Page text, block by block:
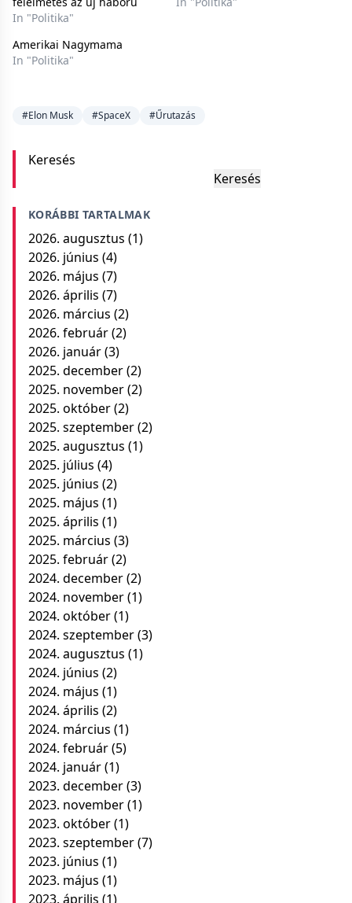
In "Politika"
Amerikai Nagymama
In "Politika"
#Elon Musk #SpaceX #Űrutazás
Keresés
Keresés
KORÁBBI TARTALMAK
2026. augusztus (1)
2026. június (4)
2026. május (7)
2026. április (7)
2026. március (2)
2026. február(2)
2026. január(3)
2025. december(2)
2025. november(2)
2025. október(2)
2025. szeptember(2)
2025. augusztus (1)
2025. július (4)
2025. június (2)
2025. május (1)
2025. április (1)
2025. március (3)
2025. február(2)
2024. december(2)
2024. november(1)
2024. október(1)
2024. szeptember(3)
2024. augusztus (1)
2024. június (2)
2024. május (1)
2024. április (2)
2024. március (1)
2024. február(5)
2024. január(1)
2023. december(3)
2023. november(1)
2023. október(1)
2023. szeptember(7)
2023. június (1)
2023. május (1)
2023. április (1)